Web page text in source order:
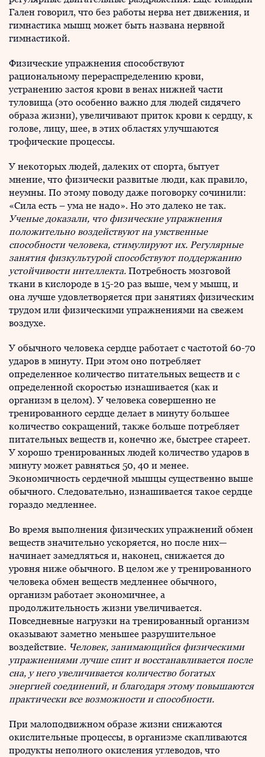
Гален говорил, что без работы нерва нет движения, и
гимнастика мышц может быть названа нервной
гимнастикой.
Физические упражнения способствуют
рациональному перераспределению крови,
устранению застоя крови в венах нижней части
туловища (это особенно важно для людей сидячего
образа жизни), увеличивают приток кро­ви к сердцу, к
голове, лицу, шее, в этих областях улучшаются
трофические процессы.
У некоторых людей, далеких от спорта, бытует
мнение, что физически развитые люди, как правило,
неумны. По этому поводу даже поговорку сочинили:
«Сила есть – ума не надо». Но это далеко не так.
Ученые доказали, что физические упражнения
положительно воздействуют на умственные
способности человека, стимулируют их. Регулярные
занятия физкультурой способствуют поддержанию
устойчивости интеллекта. Потребность мозговой
ткани в кислороде в 15-20 раз выше, чем у мышц, и
она лучше удовлетворяется при занятиях физическим
трудом или физическими упражнениями на свежем
воздухе.
У обычного человека сердце работает с частотой 60-70
ударов в минуту. При этом оно потребляет
определенное количество питательных веществ и с
определенной скоростью изнашивается (как и
организм в целом). У человека совершенно не
тренированного сердце делает в минуту большее
количество сокращений, также больше потребляет
питательных веществ и, конечно же, быстрее стареет.
У хорошо тренированных людей количество ударов в
минуту может равняться 50, 40 и менее.
Экономичность сердечной мышцы существенно выше
обычного. Следовательно, изнашивается такое сердце
гораздо медленнее.
Во время выполнения физических упражнений обмен
веществ значительно ускоряется, но после них—
начинает замедляться и, наконец, снижается до
уровня ниже обычного. В целом же у тренированного
человека обмен веществ медленнее обычного,
организм работает экономичнее, а
продолжительность жизни увеличивается.
Повседневные нагрузки на тренированный организм
оказывают заметно меньшее разрушительное
воздействие. Человек, занимающийся физическими
упражнениями лучше спит и восстанавливается после
сна, у него увеличивается количество богатых
энергией соединений, и благодаря этому повышаются
практически все возможности и способности.
При малоподвижном образе жизни снижаются
окисли­тельные процессы, в организме скапливаются
продукты неполного окисления углеводов, что